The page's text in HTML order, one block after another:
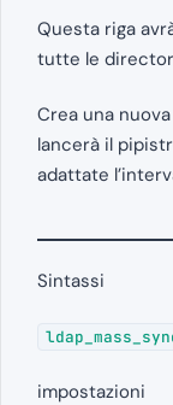
Questa riga
tutte le
Crea una
lancerà il
adattate
Sintassi
impostazioni